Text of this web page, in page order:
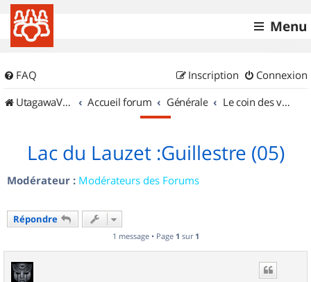
Menu
FAQ Connexion
Inscription
UtagawaVTT (Randos VTT et VTTAE avec traces GPS)
Accueil forum Générale Le coin des vidéastes
Lac du Lauzet :Guillestre (05)
Modérateur : Modérateurs des Forums
Répondre
1 message • Page 1 sur 1